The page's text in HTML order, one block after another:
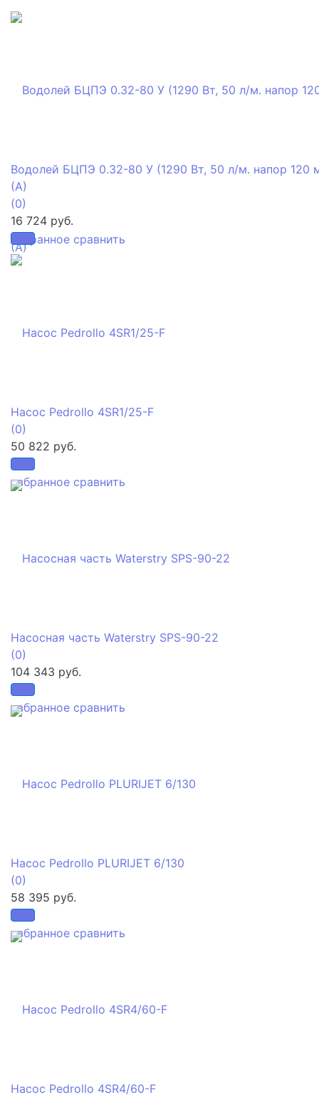
избранное сравнить
Водолей БЦПЭ 0.32-80 У (1290 Вт, 50 л/м. напор 120
(А)
(0)
16 724 руб.
избранное сравнить
Насос Pedrollo 4SR1/25-F
(0)
50 822 руб.
избранное сравнить
Насосная часть Waterstry SPS-90-22
(0)
104 343 руб.
избранное сравнить
Насос Pedrollo PLURIJET 6/130
(0)
58 395 руб.
Насос Pedrollo 4SR4/60-F